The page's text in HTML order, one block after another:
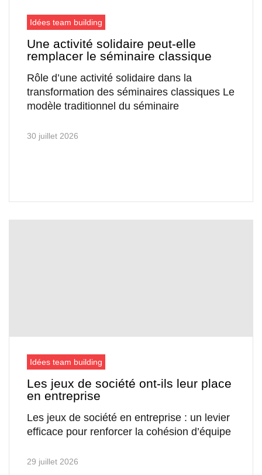
Idées team building
Une activité solidaire peut-elle
remplacer le séminaire classique
Rôle d’une activité solidaire dans la
transformation des séminaires classiques Le
modèle traditionnel du séminaire
30 juillet 2026
Idées team building
Les jeux de société ont-ils leur place
en entreprise
Les jeux de société en entreprise : un levier
efficace pour renforcer la cohésion d’équipe
29 juillet 2026